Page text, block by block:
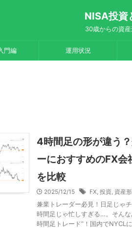
NISA投資
30歳からの資
門編 運用状況
4時間足の形が違う
ーにおすすめのFX会
を比較
2025/12/15 FX, 投資, 資産
兼業トレーダー必見！日足じゃ
時間足じゃ忙しすぎる…。そん
時間足トレード”！国内でNYCL